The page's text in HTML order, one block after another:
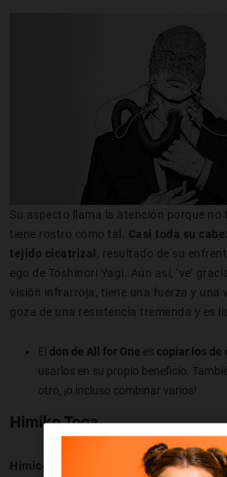
Su aspecto llama la atención porque no
tiene rostro como tal. Casi toda su
tejido cicatrizal , resultado de su
ego de Toshinori Yagi. Aún así, ‘ve’
visión infrarroja, tiene una fuerza y una
goza de una resistencia tremenda y es
El don de All for One es copiar los de
usarlos en su propio beneficio.
otro, ¡o incluso combinar varios!
Himiko Toga
Himico Toga es otra de losvillanos de